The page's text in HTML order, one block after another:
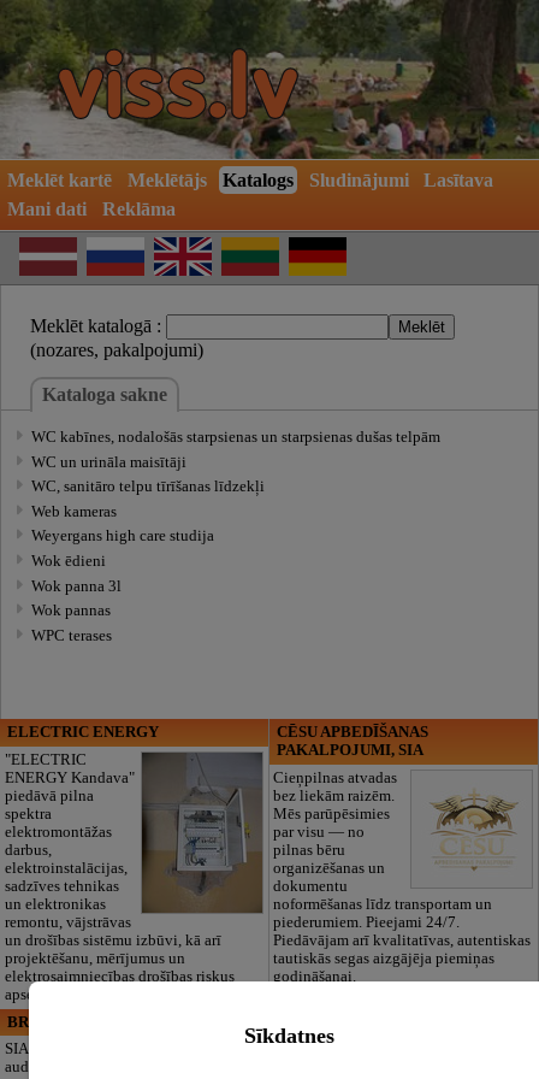
Meklēt kartē Meklētājs Katalogs Sludinājumi
Lasītava
Mani dati
Reklāma
Meklēt katalogā :
(nozares, pakalpojumi)
Kataloga sakne
WC kabīnes, nodalošās starpsienas un starpsienas dušas telpām
WC un urināla maisītāji
WC, sanitāro telpu tīrīšanas līdzekļi
Web kameras
Weyergans high care studija
Wok ēdieni
Wok panna 3l
Wok pannas
WPC terases
ELECTRIC ENERGY
"ELECTRIC
ENERGY Kandava"
piedāvā pilna
spektra
elektromontāžas
darbus,
elektroinstalācijas,
sadzīves tehnikas
un elektronikas
remontu, vājstrāvas
un drošības sistēmu izbūvi, kā arī
projektēšanu, mērījumus un
elektrosaimniecības drošības riskus
apsekošanu.
CĒSU APBEDĪŠANAS
PAKALPOJUMI, SIA
Cieņpilnas atvadas
bez liekām raizēm.
Mēs parūpēsimies
par visu — no
pilnas bēru
organizēšanas un
dokumentu
noformēšanas līdz transportam un
piederumiem. Pieejami 24/7.
Piedāvājam arī kvalitatīvas, autentiskas
tautiskās segas aizgājēja piemiņas
godināšanai.
BRISTOLS ES, SIA
SIA "Bristols ES"
audumu outlet un
izglītības iestāde
Sīkdatnes